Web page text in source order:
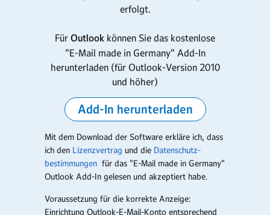
erfolgt.
Für Outlook können Sie das kostenlose
"E‑Mail made in Germany" Add-In
herunterladen (für Outlook-Version 2010
und höher)
Add-In herunterladen
Mit dem Download der Software erkläre ich, dass
ich den Lizenzvertrag und die Daten­schutz­
bestimmungen für das "E-Mail made in Germany"
Outlook Add-In gelesen und akzeptiert habe.
Voraussetzung für die korrekte Anzeige:
Einrichtung Outlook-E-Mail-Konto entsprechend